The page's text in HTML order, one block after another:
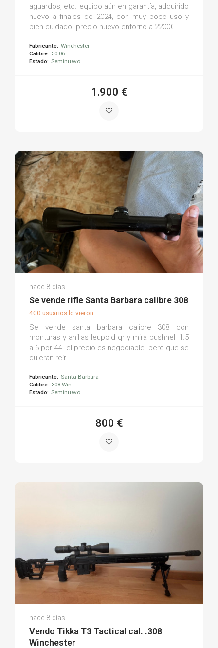
aguardos, etc. equipo aún en garantía, adquirido
nuevo a finales de 2024, con muy poco uso y
bien cuidado. precio nuevo entorno a 2200€.
Fabricante: Winchester
Calibre: 30.06
Estado: Seminuevo
1.900 €
Oscar G.
(0)
hace 8 días
Se vende rifle Santa Barbara calibre 308
400 usuarios lo vieron
Se vende santa barbara calibre 308 con
monturas y anillas leupold qr y mira bushnell 1.5
a 6 por 44. el precio es negociable, pero que se
quieran reír.
Fabricante: Santa Barbara
Calibre: 308 Win
Estado: Seminuevo
800 €
Marc A.
(0)
hace 8 días
Vendo Tikka T3 Tactical cal. .308
Winchester